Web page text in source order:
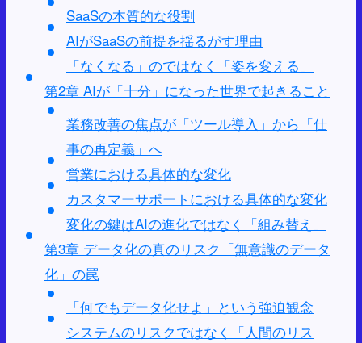
SaaSの本質的な役割
AIがSaaSの前提を揺るがす理由
「なくなる」のではなく「姿を変える」
第2章 AIが「十分」になった世界で起きること
業務改善の焦点が「ツール導入」から「仕
事の再定義」へ
営業における具体的な変化
カスタマーサポートにおける具体的な変化
変化の鍵はAIの進化ではなく「組み替え」
第3章 データ化の真のリスク「無意識のデータ
化」の罠
「何でもデータ化せよ」という強迫観念
システムのリスクではなく「人間のリス